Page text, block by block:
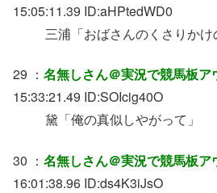
15:05:11.39 ID:aHPtedWD0
三浦「おばさんのくさりかけ
29 ： 名無しさん＠実況で競馬板ア
15:33:21.49 ID:SOIcig40O
黛「俺の真似しやがって」
30 ： 名無しさん＠実況で競馬板ア
16:01:38.96 ID:ds4K3iJsO